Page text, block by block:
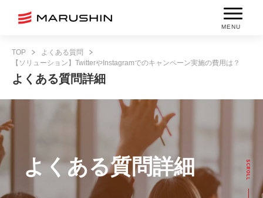
MENU
TOP
よくある質問
【ソリューション】TwitterやInstagramでのキャンペーン実施の費用は？
よくある質問詳細
よくある質問詳細